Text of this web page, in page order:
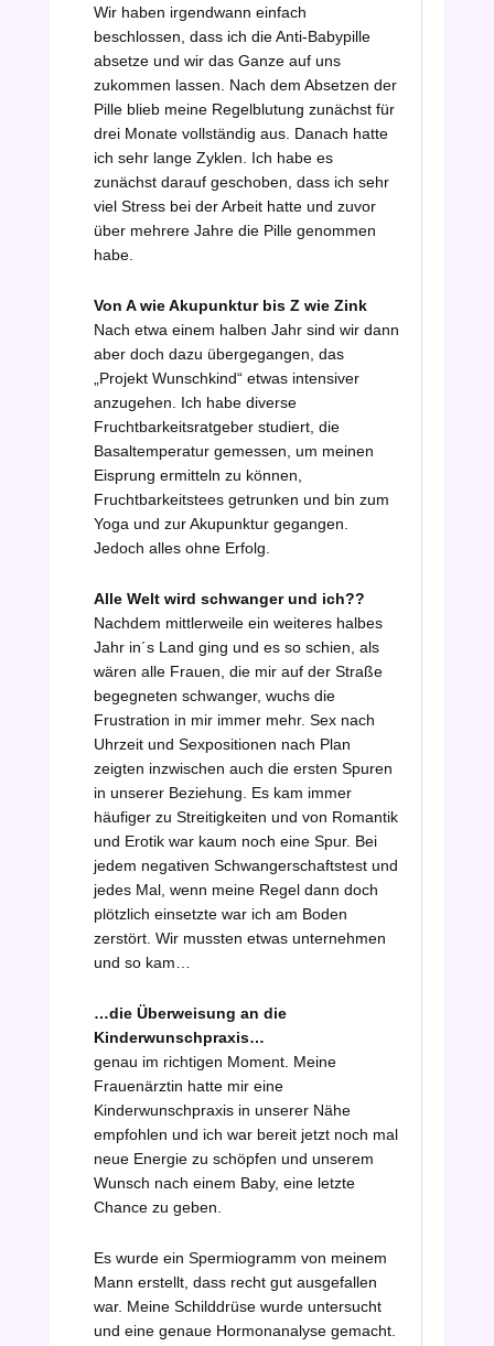
Wir haben irgendwann einfach
beschlossen, dass ich die Anti-Babypille
absetze und wir das Ganze auf uns
zukommen lassen. Nach dem Absetzen der
Pille blieb meine Regelblutung zunächst für
drei Monate vollständig aus. Danach hatte
ich sehr lange Zyklen. Ich habe es
zunächst darauf geschoben, dass ich sehr
viel Stress bei der Arbeit hatte und zuvor
über mehrere Jahre die Pille genommen
habe.
Von A wie Akupunktur bis Z wie Zink
Nach etwa einem halben Jahr sind wir dann
aber doch dazu übergegangen, das
„Projekt Wunschkind“ etwas intensiver
anzugehen. Ich habe diverse
Fruchtbarkeitsratgeber studiert, die
Basaltemperatur gemessen, um meinen
Eisprung ermitteln zu können,
Fruchtbarkeitstees getrunken und bin zum
Yoga und zur Akupunktur gegangen.
Jedoch alles ohne Erfolg.
Alle Welt wird schwanger und ich??
Nachdem mittlerweile ein weiteres halbes
Jahr in´s Land ging und es so schien, als
wären alle Frauen, die mir auf der Straße
begegneten schwanger, wuchs die
Frustration in mir immer mehr. Sex nach
Uhrzeit und Sexpositionen nach Plan
zeigten inzwischen auch die ersten Spuren
in unserer Beziehung. Es kam immer
häufiger zu Streitigkeiten und von Romantik
und Erotik war kaum noch eine Spur. Bei
jedem negativen Schwangerschaftstest und
jedes Mal, wenn meine Regel dann doch
plötzlich einsetzte war ich am Boden
zerstört. Wir mussten etwas unternehmen
und so kam…
…die Überweisung an die
Kinderwunschpraxis…
genau im richtigen Moment. Meine
Frauenärztin hatte mir eine
Kinderwunschpraxis in unserer Nähe
empfohlen und ich war bereit jetzt noch mal
neue Energie zu schöpfen und unserem
Wunsch nach einem Baby, eine letzte
Chance zu geben.
Es wurde ein Spermiogramm von meinem
Mann erstellt, dass recht gut ausgefallen
war. Meine Schilddrüse wurde untersucht
und eine genaue Hormonanalyse gemacht.